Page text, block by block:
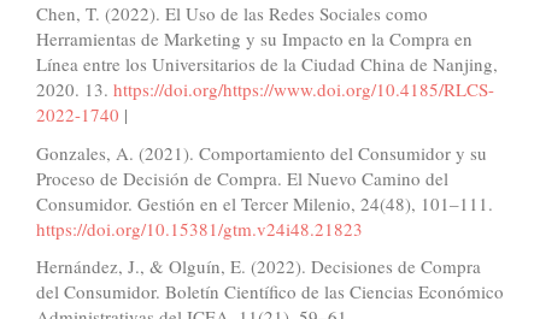
Chen, T. (2022). El Uso de las Redes Sociales como
Herramientas de Marketing y su Impacto en la Compra en
Línea entre los Universitarios de la Ciudad China de Nanjing,
2020. 13. https://doi.org/https://www.doi.org/10.4185/RLCS-
2022-1740 |
Gonzales, A. (2021). Comportamiento del Consumidor y su
Proceso de Decisión de Compra. El Nuevo Camino del
Consumidor. Gestión en el Tercer Milenio, 24(48), 101–111.
https://doi.org/10.15381/gtm.v24i48.21823
Hernández, J., & Olguín, E. (2022). Decisiones de Compra
del Consumidor. Boletín Científico de las Ciencias Económico